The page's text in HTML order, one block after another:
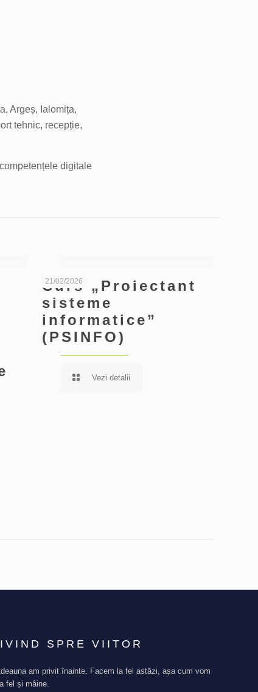
Argeș, Ialomița,
tehnic, recepție,
digitale
21/02/2026
Curs „Proiectant
sisteme
informatice”
(PSINFO)
Vezi detalii
SPRE VIITOR
am privit înainte. Facem la fel astăzi, așa cum vom
fel și mâine.